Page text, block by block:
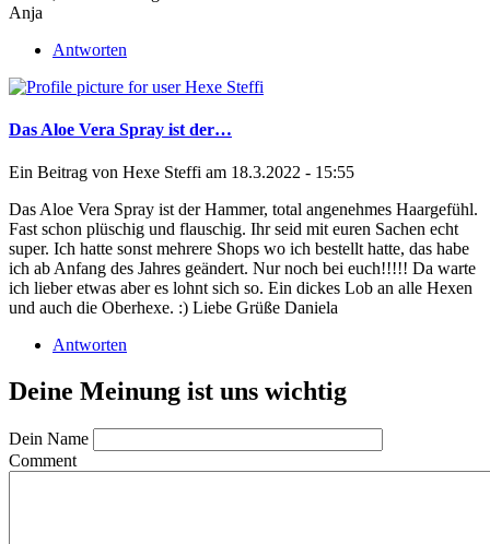
Anja
Antworten
Das Aloe Vera Spray ist der…
Ein Beitrag von Hexe Steffi am 18.3.2022 - 15:55
Das Aloe Vera Spray ist der Hammer, total angenehmes Haargefühl.
Fast schon plüschig und flauschig. Ihr seid mit euren Sachen echt
super. Ich hatte sonst mehrere Shops wo ich bestellt hatte, das habe
ich ab Anfang des Jahres geändert. Nur noch bei euch!!!!! Da warte
ich lieber etwas aber es lohnt sich so. Ein dickes Lob an alle Hexen
und auch die Oberhexe. :) Liebe Grüße Daniela
Antworten
Deine Meinung ist uns wichtig
Dein Name
Comment